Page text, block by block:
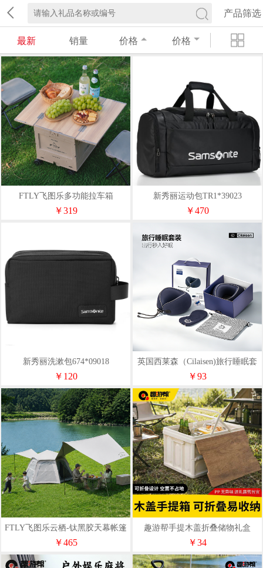
产品筛选
最新 销量 价格 价格
FTLY飞图乐多功能拉车箱
SNX0200
￥319
新秀丽运动包TR1*39023
￥470
新秀丽洗漱包674*09018
￥120
英国西莱森（Cilaisen)旅行睡眠套
装CP-C8
￥93
FTLY飞图乐云栖-钛黑胶天幕帐篷
二合一TMTZ0201
￥465
趣游帮手提木盖折叠储物礼盒
(Q515-8.3L)
￥34